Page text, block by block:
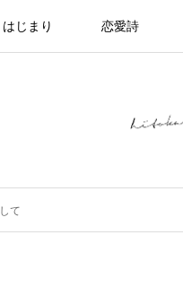
はじまり 恋愛詩
て